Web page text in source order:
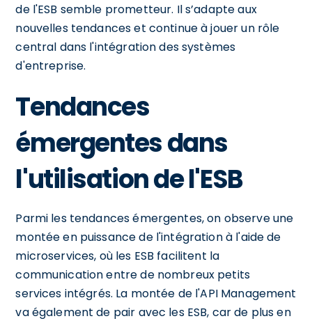
de l'ESB semble prometteur. Il s’adapte aux
nouvelles tendances et continue à jouer un rôle
central dans l'intégration des systèmes
d'entreprise.
Tendances
émergentes dans
l'utilisation de l'ESB
Parmi les tendances émergentes, on observe une
montée en puissance de l'intégration à l'aide de
microservices, où les ESB facilitent la
communication entre de nombreux petits
services intégrés. La montée de l'API Management
va également de pair avec les ESB, car de plus en